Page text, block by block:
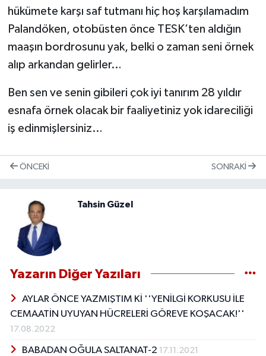
hükümete karşı saf tutmanı hiç hoş karşılamadım
Palandöken, otobüsten önce TESK’ten aldığın
maaşın bordrosunu yak, belki o zaman seni örnek
alıp arkandan gelirler…
Ben sen ve senin gibileri çok iyi tanırım 28 yıldır
esnafa örnek olacak bir faaliyetiniz yok idareciliği
iş edinmişlersiniz…
ÖNCEKI SONRAKI
Tahsin Güzel
Yazarın Diğer Yazıları
AYLAR ÖNCE YAZMIŞTIM Kİ ''YENİLGİ KORKUSU İLE
CEMAATİN UYUYAN HÜCRELERİ GÖREVE KOŞACAK!''
17.08.2022
BABADAN OĞULA SALTANAT-2 17.11.2021